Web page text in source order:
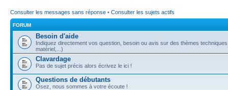
Consulter les messages sans réponse • Consulter les sujets actifs
FORUM
Besoin d'aide
Indiquez directement vos question, besoin ou avis sur des thèmes
matériel,...)
Clavardage
Pas de sujet précis alors écrivez le ici !
Questions de débutants
Osez, nous sommes à votre écoute !